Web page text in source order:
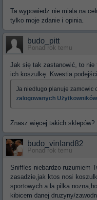
Ta wypowiedz nie miala na
tylko moje zdanie i opinia.
budo_pitt
Ponad rok temu
Jak się tak zastanowić, to nie
ich koszulkę. Kwestia
Ja niedlugo planuje zamowic
zalogowanych
Znasz więcej takich sklepów?
budo_vinland82
Ponad rok temu
Sniffles niebardzo ruzumiem
zasadzie,jak ktos nosi
sportowych a la pilka
kibicem danej druzyny/